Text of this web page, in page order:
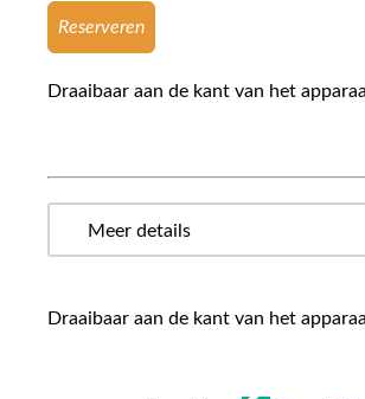
Reserveren
Draaibaar aan de kant van het
Draaibaar aan de kant van het